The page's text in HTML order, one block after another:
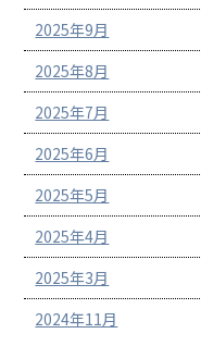
2025年9月
2025年8月
2025年7月
2025年6月
2025年5月
2025年4月
2025年3月
2024年11月